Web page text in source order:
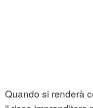
Quando si renderà